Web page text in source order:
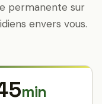
permanente sur
envers vous.
min